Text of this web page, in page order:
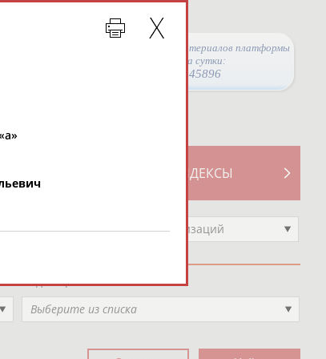
Просмотры материалов платформы
за сутки:
45896
СВОДНЫЕ ИНДЕКСЫ
Выберите другой тип организаций
Вид спорта
Выберите из списка